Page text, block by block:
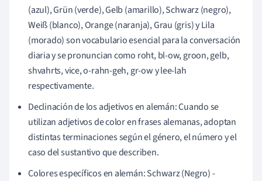
(azul), Grün (verde), Gelb (amarillo), Schwarz (negro),
Weiß (blanco), Orange (naranja), Grau (gris) y Lila
(morado) son vocabulario esencial para la conversación
diaria y se pronuncian como roht, bl-ow, groon, gelb,
shvahrts, vice, o-rahn-geh, gr-ow y lee-lah
respectivamente.
Declinación de los adjetivos en alemán: Cuando se
utilizan adjetivos de color en frases alemanas, adoptan
distintas terminaciones según el género, el número y el
caso del sustantivo que describen.
Colores específicos en alemán: Schwarz (Negro) -